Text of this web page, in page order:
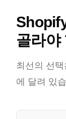
골라야
최선의 선
에 달려 있